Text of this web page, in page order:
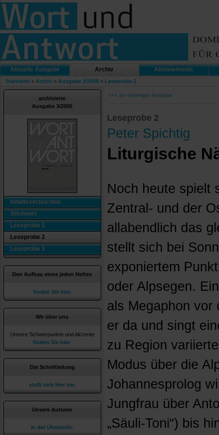
Aktuelle Ausgabe Archiv Abonnements
Startseite » Archiv » Ausgabe 3/2005 » Leseprobe 2
archivierte
Ausgabe 3/2005
Inhaltsverzeichnis
Stichwort
Leseprobe 1
Leseprobe 2
Leseprobe 3
Den Aufbau eines jeden Heftes
finden Sie hier.
Wir über uns
Unsere Schwerpunkte und Akzente
finden Sie hier
Die Schriftleitung
stellt sich hier vor.
Unsere Autoren
in der Übersicht.
<<< zur vorherigen Ausgabe
Leseprobe 2
Peter Spichtig
Liturgische
Noch heute spielt
Zentral- und der
allabendlich das
stellt sich bei
exponiertem
oder Alpsegen.
als Megaphon vor
er da und singt
zu Region
Modus über die
Johannesprolog
Jungfrau über
„Säuli-Toni“) bis